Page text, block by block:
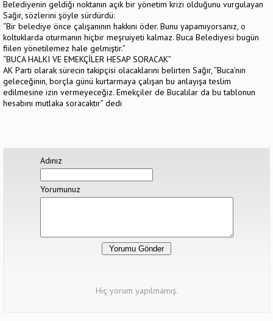
Belediyenin geldiği noktanın açık bir yönetim krizi olduğunu vurgulayan
Sağır, sözlerini şöyle sürdürdü:
“Bir belediye önce çalışanının hakkını öder. Bunu yapamıyorsanız, o
koltuklarda oturmanın hiçbir meşruiyeti kalmaz. Buca Belediyesi bugün
fiilen yönetilemez hale gelmiştir.”
“BUCA HALKI VE EMEKÇİLER HESAP SORACAK”
AK Parti olarak sürecin takipçisi olacaklarını belirten Sağır, “Buca’nın
geleceğinin, borçla günü kurtarmaya çalışan bu anlayışa teslim
edilmesine izin vermeyeceğiz. Emekçiler de Bucalılar da bu tablonun
hesabını mutlaka soracaktır” dedi
Adınız
Yorumunuz
Hiç yorum yapılmamış.